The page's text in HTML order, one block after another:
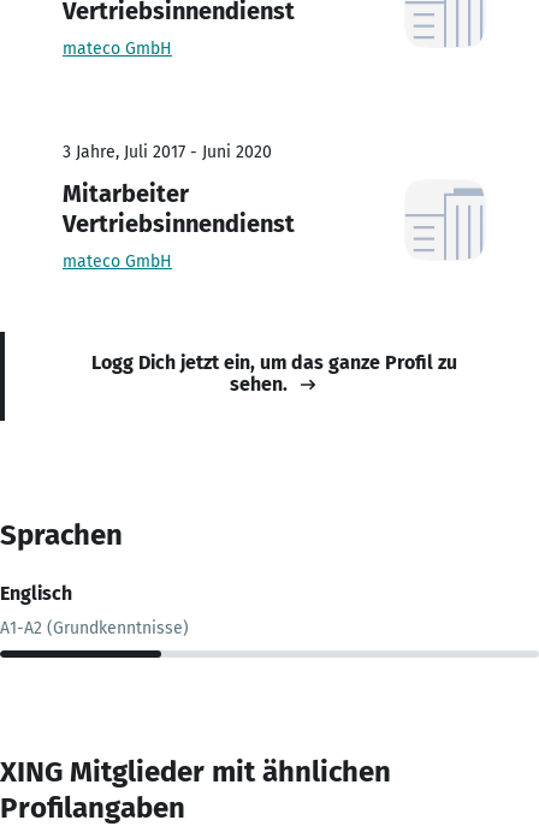
Vertriebsinnendienst
mateco GmbH
3 Jahre, Juli 2017 - Juni 2020
Mitarbeiter
Vertriebsinnendienst
mateco GmbH
Logg Dich jetzt ein, um das ganze Profil zu
sehen.
Sprachen
Englisch
A1-A2 (Grundkenntnisse)
XING Mitglieder mit ähnlichen
Profilangaben